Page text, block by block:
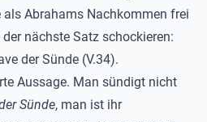
als Abrahams Nachkommen frei
nächste Satz schockieren:
der Sünde (V.34).
Aussage. Man sündigt nicht
Sünde, man ist ihr